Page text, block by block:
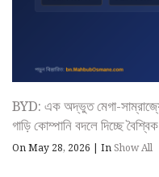
BYD: এক অদ্ভুত মেগা-
গাড়ি কোম্পানি বদলে দিচ্ছে
On May 28, 2026 | InShow All